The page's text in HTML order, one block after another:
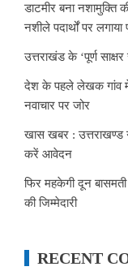
डाटमीर बना नशामुक्ति
नशीले पदार्थों पर लगाया
उत्तराखंड के ‘पूर्ण
देश के पहले लेखक गांव में
नवाचार पर जोर
खास खबर :
करें आवेदन
फिर महकेगी दून
की जिम्मेदारी
RECENT